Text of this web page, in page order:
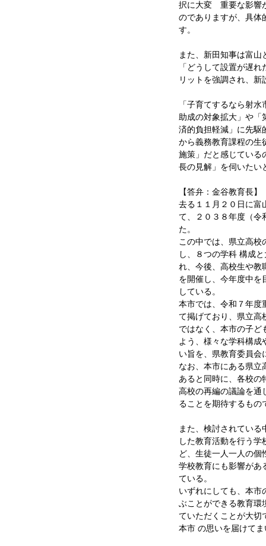
択に大変 重要な影響
のでありますが、具
す。
また、新田知事は富
「どうして設置が遅
リットを強調され、
「子育てするなら射
助成の対象拡大」や
済的負担軽減」に先駆
から義務教育課程の生
施策」だと感じている
長の見解」を伺いたい
【答弁：金谷教育長】
去る１１月２０日に富
て、２０３８年度（令
た。
この中では、県立高校
し、８つの学科 構成
れ、今後、高校生や教
を開催し、今年度中を
している。
本市では、令和７年度
て掲げており、県立高
ではなく、本市の子ど
よう、様々な学科構成
い旨を、県教育委員会
なお、本市にある県立
あると同時に、各校の
高校の再編の議論を通
ることを期待するもの
また、検討されている
した教育活動を行う
ど、生徒一人一人の個
学校教育にも影響があ
ている。
いずれにしても、本市
ぶことができる教育環
ていただくことが大切
本市 の思いを届けて